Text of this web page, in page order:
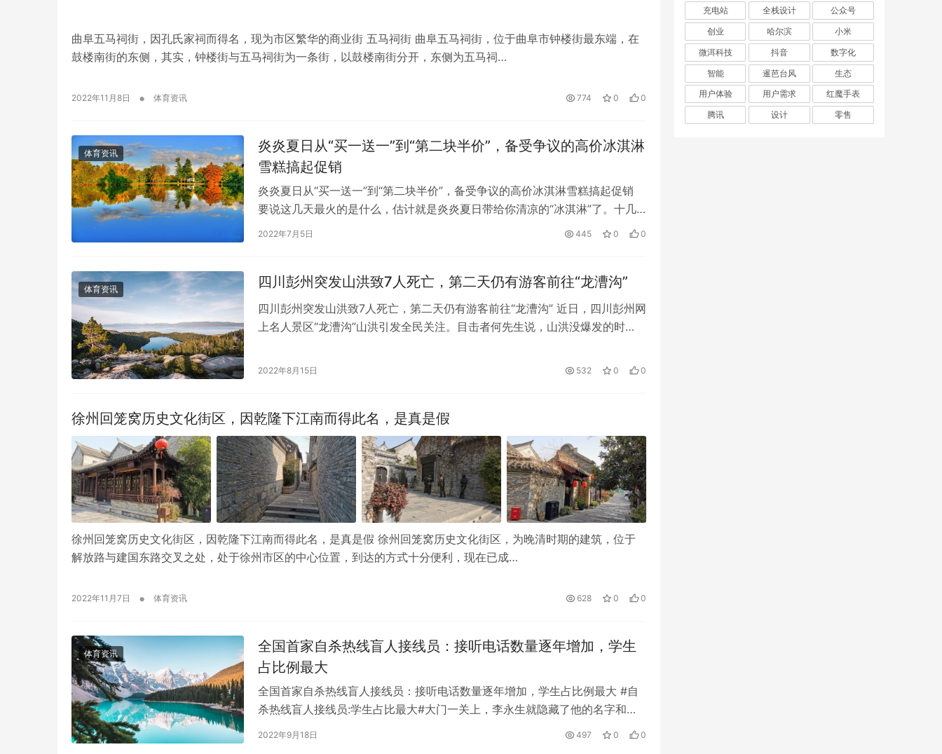
曲阜五马祠街，因孔氏家祠而得名，现为市区繁华的商业街 五马祠街 曲阜五马祠街，位于曲阜市钟楼街最东端，在
鼓楼南街的东侧，其实，钟楼街与五马祠街为一条街，以鼓楼南街分开，东侧为五马祠…
2022年11月8日 • 体育资讯 774 0 0
体育资讯
炎炎夏日从“买一送一”到“第二块半价”，备受争议的高价冰淇淋
雪糕搞起促销
炎炎夏日从“买一送一”到“第二块半价”，备受争议的高价冰淇淋雪糕搞起促销
要说这几天最火的是什么，估计就是炎炎夏日带给你清凉的“冰淇淋”了。十几
块的冰淇淋被频繁使用，让人感叹“冰淇…
2022年7月5日 445 0 0
体育资讯 四川彭州突发山洪致7人死亡，第二天仍有游客前往“龙漕沟”
四川彭州突发山洪致7人死亡，第二天仍有游客前往“龙漕沟” 近日，四川彭州网
上名人景区“龙漕沟”山洪引发全民关注。目击者何先生说，山洪没爆发的时
2022年8月15日 532 0 0
徐州回笼窝历史文化街区，因乾隆下江南而得此名，是真是假
徐州回笼窝历史文化街区，因乾隆下江南而得此名，是真是假 徐州回笼窝历史文化街区，为晚清时期的建筑，位于
解放路与建国东路交叉之处，处于徐州市区的中心位置，到达的方式十分便利，现在已成…
2022年11月7日 • 体育资讯 628 0 0
体育资讯
全国首家自杀热线盲人接线员：接听电话数量逐年增加，学生
占比例最大
全国首家自杀热线盲人接线员：接听电话数量逐年增加，学生占比例最大 #自
杀热线盲人接线员:学生占比最大#大门一关上，李永生就隐藏了他的名字和年
龄——包括他是盲人的事实。它与外界隔绝。…
2022年9月18日 497 0 0
充电站
全栈设计
公众号
创业
哈尔滨
小米
微洱科技
抖音
数字化
智能
暹芭台风
生态
用户体验
用户需求
红魔手表
腾讯
设计 零售